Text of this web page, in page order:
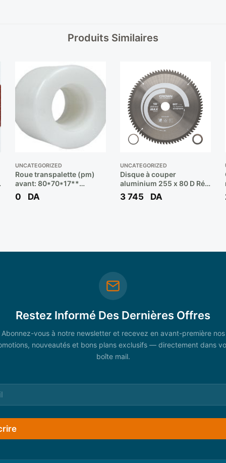
Produits Similaires
UNCATEGORIZED
Roue transpalette (pm)
avant: 80*70*17**
BOOCHNA
0 DA
UNCATEGORIZED
Disque à couper
aluminium 255 x 80 D Réf:
CTTSP0044 ** CROWN
3 745 DA
Restez Informé Des Dernières Offres
Abonnez-vous à notre newsletter et recevez en avant-première nos
nouveautés et bons plans exclusifs — directement dans
boîte mail.